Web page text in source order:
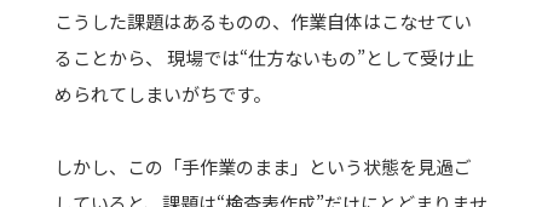
こうした課題はあるものの、作業自体はこなせてい
ることから、 現場では“仕方ないもの”として受け止
められてしまいがちです。
しかし、この「手作業のまま」という状態を見過ご